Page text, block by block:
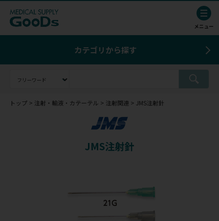
カテゴリから探す
トップ 注射・輸液・カテーテル 注射関連 JMS注射針
JMS注射針